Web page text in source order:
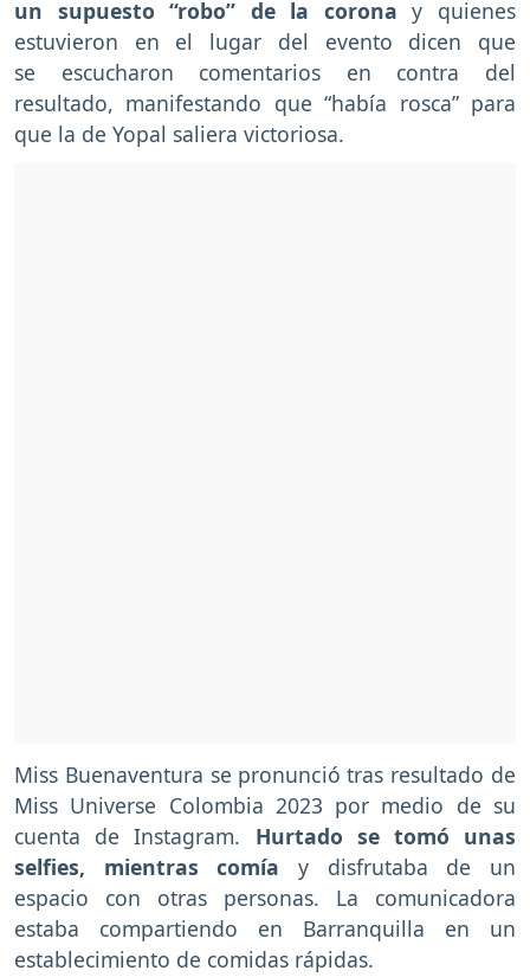
un supuesto “robo” de la coronay quienes
estuvieron en el lugar del evento dicen que
se escucharon comentarios en contra del
resultado, manifestando que “había rosca” para
que la de Yopal saliera victoriosa.
Miss Buenaventura se pronunció tras resultado de
Miss Universe Colombia 2023 por medio de su
cuenta de Instagram. Hurtado se tomó unas
selfies, mientras comía y disfrutaba de un
espacio con otras personas. La comunicadora
estaba compartiendo en Barranquilla en un
establecimiento de comidas rápidas.